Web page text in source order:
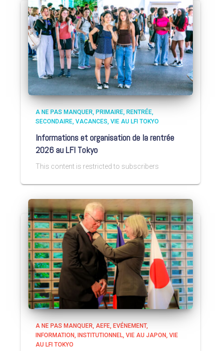
A NE PAS MANQUER PRIMAIRE RENTRÉE
SECONDAIRE VACANCES VIE AU LFI TOKYO
Informations et organisation de la rentrée
2026 au LFI Tokyo
This content is restricted to subscribers
A NE PAS MANQUER AEFE EVÉNEMENT
INFORMATION
INSTITUTIONNEL VIE AU JAPON VIE
AU LFI TOKYO